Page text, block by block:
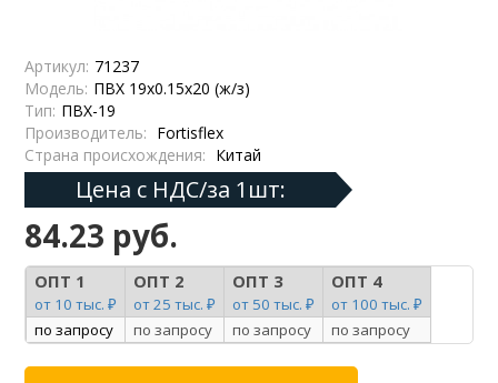
Артикул: 71237
Модель: ПВХ 19х0.15х20 (ж/з)
Тип: ПВХ-19
Производитель: Fortisflex
Страна происхождения: Китай
Цена с НДС/за 1шт:
84.23 руб.
ОПТ 1
от 10 тыс. ₽
ОПТ 2
от 25 тыс. ₽
ОПТ 3
от 50 тыс. ₽
ОПТ 4
от 100 тыс. ₽
по запросу
по запросу по запросу по запросу